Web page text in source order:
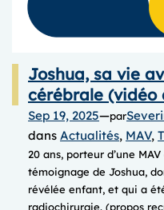
Joshua, sa vie
cérébrale (vidéo
Sep 19, 2025—par
dans Actualités, MAV,
20 ans, porteur d’une
témoignage de Joshua,
révélée enfant, et qui a
radiochirurgie. (propos